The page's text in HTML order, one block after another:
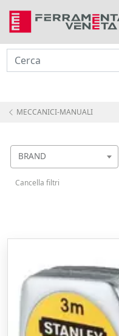
Cerca
MECCANICI-MANUALI
BRAND
Cancella filtri